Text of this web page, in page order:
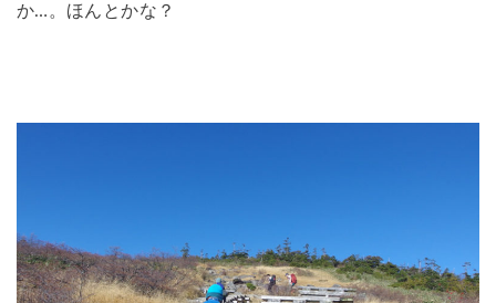
か…。ほんとかな？